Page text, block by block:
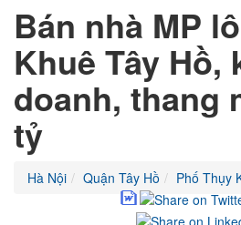
Bán nhà MP
Khuê Tây Hồ,
doanh, thang
tỷ
Hà Nội Quận Tây Hồ Phố Thụy